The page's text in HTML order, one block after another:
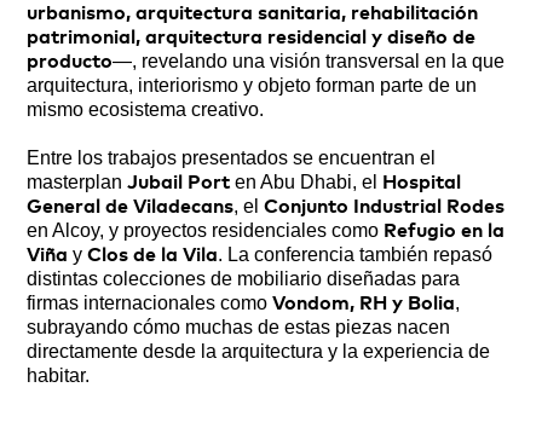
urbanismo, arquitectura sanitaria, rehabilitación
patrimonial, arquitectura residencial y diseño de
producto—, revelando una visión transversal en la que
arquitectura, interiorismo y objeto forman parte de un
mismo ecosistema creativo.
Entre los trabajos presentados se encuentran el
masterplanJubail Port en Abu Dhabi, el
Hospital
General de Viladecans, elConjunto Industrial Rodes
en Alcoy, y proyectos residenciales como Refugio en la
ViñayClos de la Vila. La conferencia también repasó
distintas colecciones de mobiliario diseñadas para
firmas internacionales comoVondom, RH y Bolia,
subrayando cómo muchas de estas piezas nacen
directamente desde la arquitectura y la experiencia de
habitar.